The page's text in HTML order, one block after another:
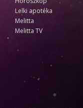
Lelki apotéka
Melitta
Melitta TV